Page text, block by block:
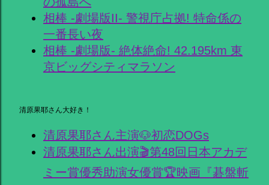
相棒 -劇場版II- 警視庁占拠! 特命係の
一番長い夜
相棒 -劇場版- 絶体絶命! 42.195km 東
京ビッグシティマラソン
清原果耶さん大好き！
清原果耶さん主演🐶初恋DOGs
清原果耶さん出演🎬第48回日本アカデ
ミー賞優秀助演女優賞🏆映画『碁盤斬